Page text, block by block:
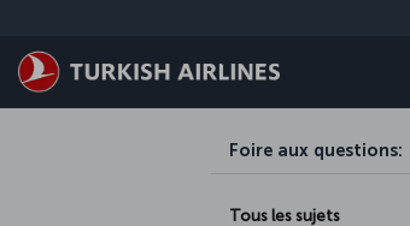
Foire aux questions:
Tous les sujets